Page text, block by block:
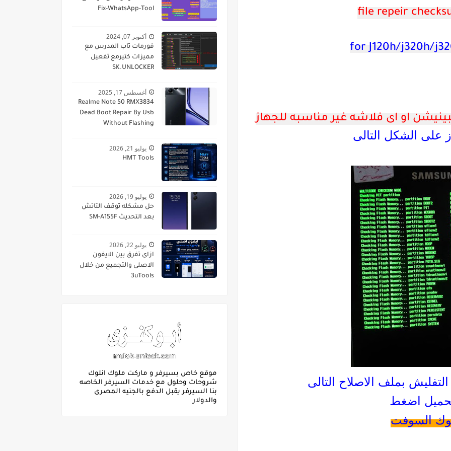
file repeir
او اى فلاشه غير مناسبه للجهاز
على الشكل التالى
بملف الاصلاح التالى
اضغط
السوفت
Fix-WhatsApp-Tool
أكتوبر 07, 2024
فورمات تاب المدرس مع
مميزات كتيرمع تفعيل
SK.UNLOCKER
أغسطس 17, 2025
Realme Note 50 RMX3834
Dead Boot Repair By Usb
Without Flashing
يوليو 21, 2026
HMT Tools
يوليو 19, 2026
حل مشكله توقف التاتش
بعد التحديث SM-A155F
يوليو 22, 2026
ازاى تفرق بين الايفون
الاصلى والتجميع من خلال
3uTools
موقع خاص بسيرفر و ماركت ملوك انلوك
شروحات وحلول مع خدمات السيرفر الخاصه
بنا السيرفر يقبل الدفع بالجنيه المصرى
والدولار